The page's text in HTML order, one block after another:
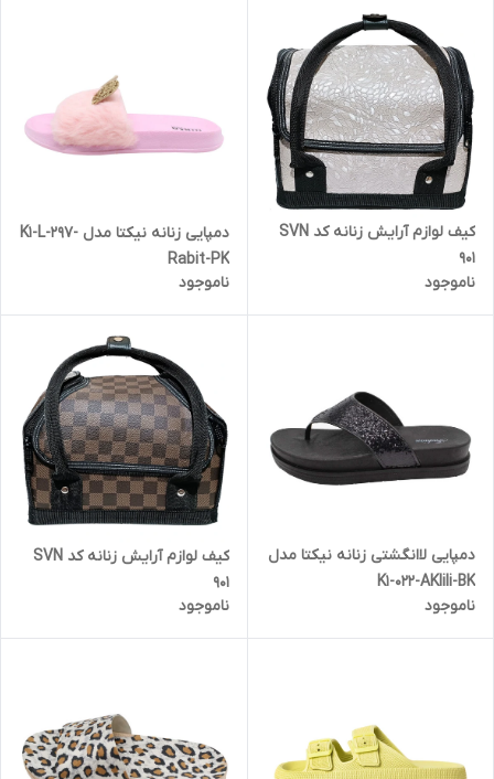
کیف لوازم آرایش زنانه کد SVN
901
ناموجود
دمپایی زنانه نیکتا مدل K1-L-297-
Rabit-PK
ناموجود
دمپایی لاانگشتی زنانه نیکتا مدل
K1-022-AKlili-BK
ناموجود
کیف لوازم آرایش زنانه کد SVN
901
ناموجود